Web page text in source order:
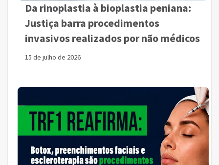
Da rinoplastia à bioplastia peniana:
Justiça barra procedimentos
invasivos realizados por não médicos
15 de julho de 2026